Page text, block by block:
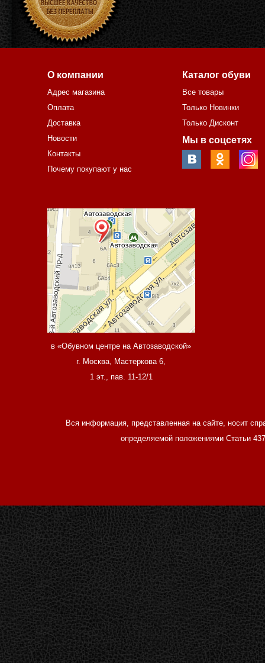
О компании
Адрес магазина
Оплата
Доставка
Новости
Контакты
Почему покупают у нас
Каталог обуви
Все товары
Только Новинки
Только Дисконт
Мы в соцсетях
в «Обувном центре на Автозаводской»
г. Москва, Мастеркова 6,
1 эт., пав. 11-12/1
Вся информация, представленная на сайте, носит
определяемой положениями Статьи